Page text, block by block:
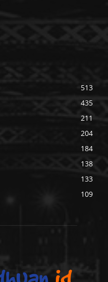
513
435
211
204
184
138
133
109